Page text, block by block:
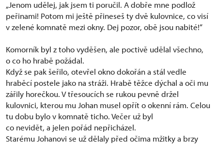
„Jenom udělej, jak jsem ti poručil. A dobře mne podlož
peřinami! Potom mi ještě přineseš ty dvě kulovnice, co visí
v zelené komnatě mezi okny. Dej pozor, obě jsou nabité!“
Komorník byl z toho vyděšen, ale poctivě udělal všechno,
o co ho hrabě požádal.
Když se pak šeřilo, otevřel okno dokořán a stál vedle
hraběcí postele jako na stráži. Hrabě těžce dýchal a oči mu
zářily horečkou. V třesoucích se rukou pevně držel
kulovnici, kterou mu Johan musel opřít o okenní rám. Celou
tu dobu bylo v komnatě ticho. Večer už byl
co nevidět, a jelen pořád nepřicházel.
Starému Johanovi se už dělaly před očima mžitky a brzy